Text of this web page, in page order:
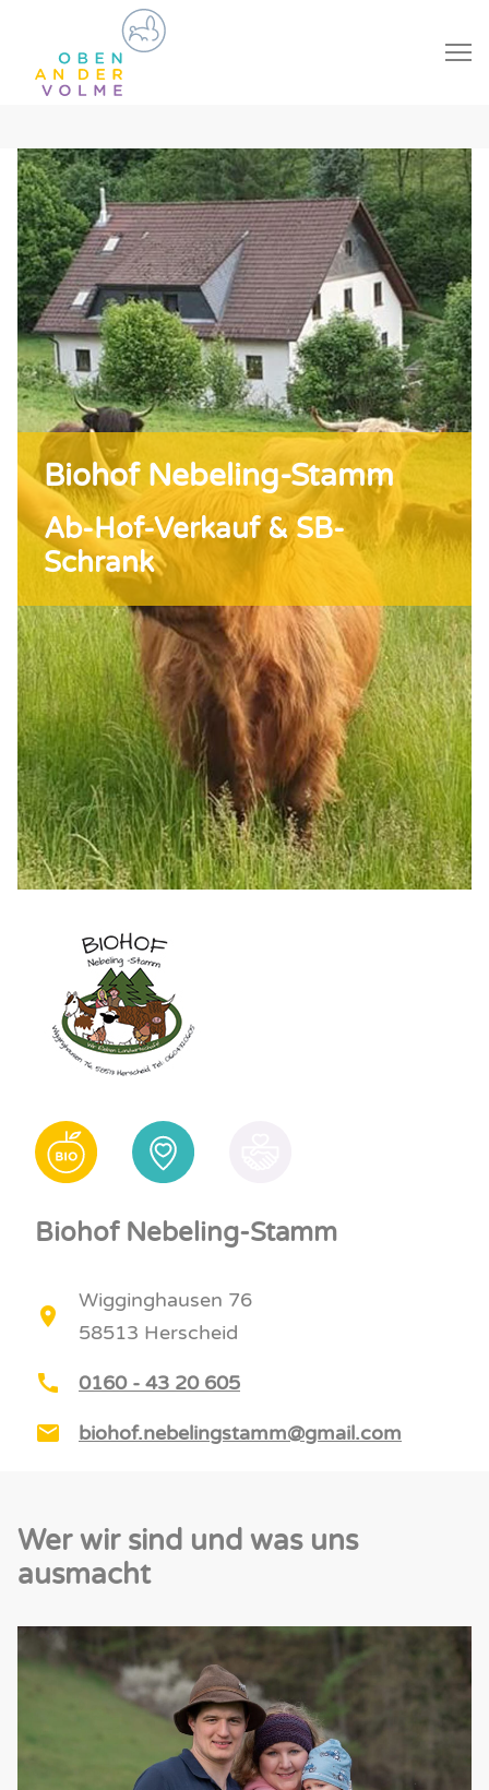
Biohof Nebeling-Stamm
Ab-Hof-Verkauf & SB-
Schrank
Biohof Nebeling-Stamm
Wigginghausen 76
58513 Herscheid
0160 - 43 20 605
biohof.nebelingstamm@gmail.com
Wer wir sind und was uns
ausmacht